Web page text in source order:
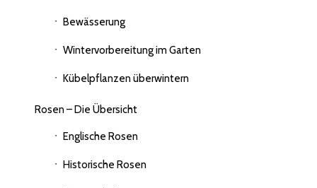
Bewässerung
Wintervorbereitung im Garten
Kübelpflanzen überwintern
Rosen – Die Übersicht
Englische Rosen
Historische Rosen